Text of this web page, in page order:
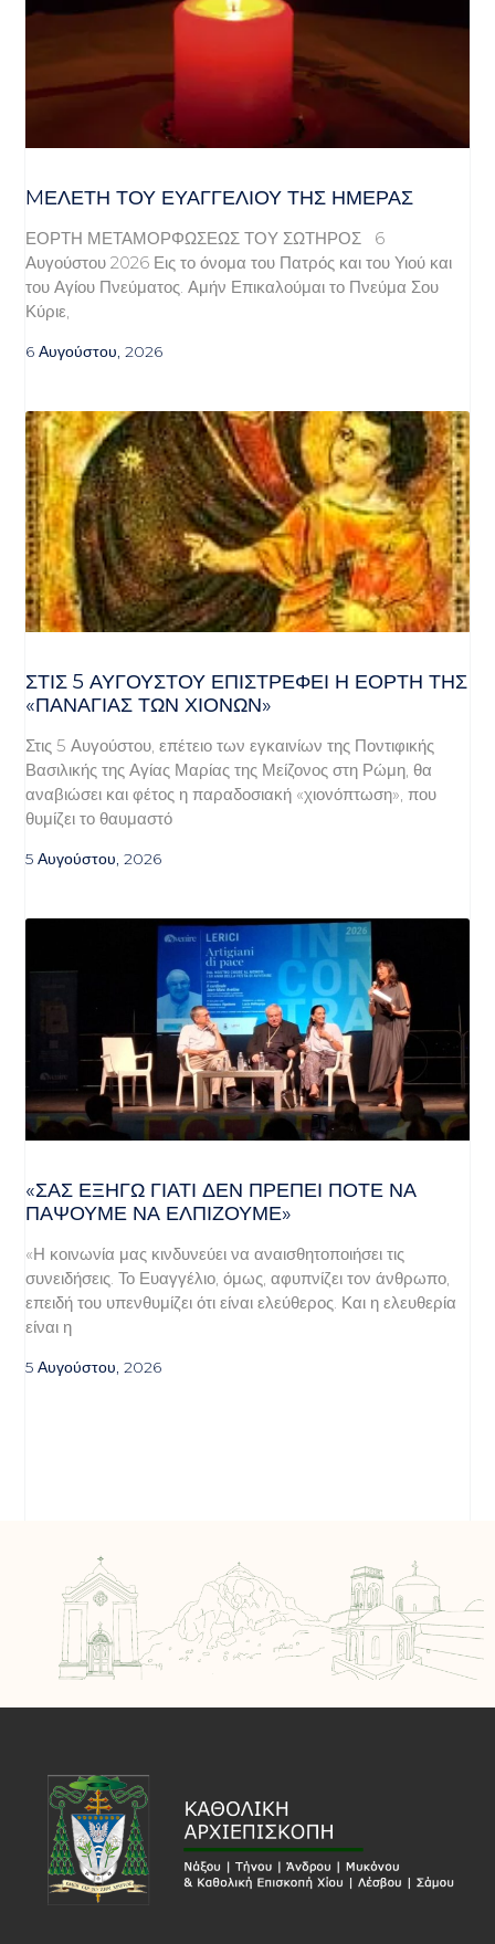
MΕΛΈΤΗ ΤΟΥ ΕΥΑΓΓΕΛΊΟΥ ΤΗΣ ΗΜΈΡΑΣ
ΕΟΡΤΗ ΜΕΤΑΜΟΡΦΩΣΕΩΣ ΤΟΥ ΣΩΤΗΡΟΣ 6
Αυγούστου 2026 Εις το όνομα του Πατρός και του Υιού και
του Αγίου Πνεύματος. Αμήν Επικαλούμαι το Πνεύμα Σου
Κύριε,
6 Αυγούστου, 2026
ΣΤΙΣ 5 ΑΥΓΟΎΣΤΟΥ ΕΠΙΣΤΡΈΦΕΙ Η ΕΟΡΤΉ ΤΗΣ
«ΠΑΝΑΓΊΑΣ ΤΩΝ ΧΙΌΝΩΝ»
Στις 5 Αυγούστου, επέτειο των εγκαινίων της Ποντιφικής
Βασιλικής της Αγίας Μαρίας της Μείζονος στη Ρώμη, θα
αναβιώσει και φέτος η παραδοσιακή «χιονόπτωση», που
θυμίζει το θαυμαστό
5 Αυγούστου, 2026
«ΣΑΣ ΕΞΗΓΏ ΓΙΑΤΊ ΔΕΝ ΠΡΈΠΕΙ ΠΟΤΈ ΝΑ
ΠΆΨΟΥΜΕ ΝΑ ΕΛΠΊΖΟΥΜΕ»
«Η κοινωνία μας κινδυνεύει να αναισθητοποιήσει τις
συνειδήσεις. Το Ευαγγέλιο, όμως, αφυπνίζει τον άνθρωπο,
επειδή του υπενθυμίζει ότι είναι ελεύθερος. Και η ελευθερία
είναι η
5 Αυγούστου, 2026